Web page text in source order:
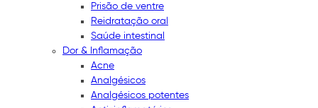
Prisão de ventre
Reidratação oral
Saúde intestinal
Dor & Inflamação
Acne
Analgésicos
Analgésicos potentes